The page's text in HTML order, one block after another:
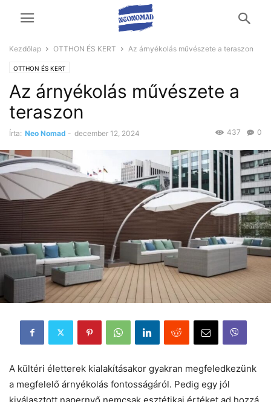
Kezdőlap OTTHON ÉS KERT Az árnyékolás művészete a teraszon
OTTHON ÉS KERT
Az árnyékolás művészete a
teraszon
Írta: Neo Nomad - december 12, 2024 0
437
A kültéri életterek kialakításakor gyakran megfeledkezünk
a megfelelő árnyékolás fontosságáról. Pedig egy jól
kiválasztott napernyő nemcsak esztétikai értéket ad hozzá